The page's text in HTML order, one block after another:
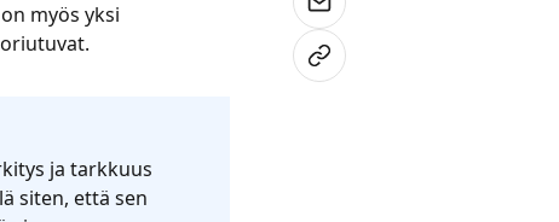
myös yksi
ja tarkkuus
siten, että sen